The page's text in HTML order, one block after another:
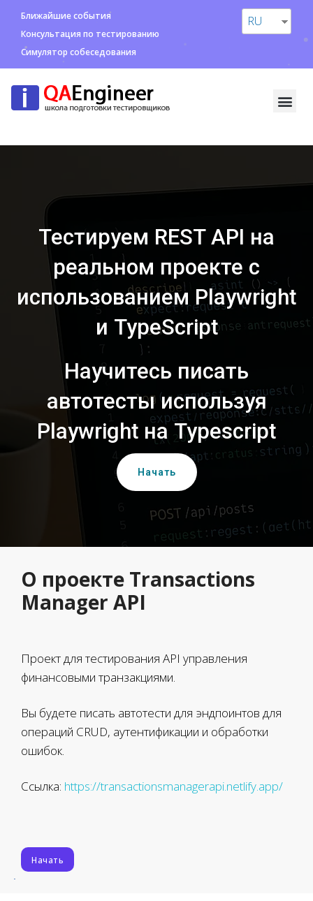
Ближайшие события
Консультация по тестированию
Симулятор собеседования
RU
Тестируем REST API на
реальном проекте с
использованием Playwright
и TypeScript
Научитесь писать
автотесты используя
Playwright на Typescript
Начать
О проекте Transactions
Manager API
Проект для тестирования API управления
финансовыми транзакциями.
Вы будете писать автотести для эндпоинтов для
операций CRUD, аутентификации и обработки
ошибок.
Ссылка: https://transactionsmanagerapi.netlify.app/
Начать